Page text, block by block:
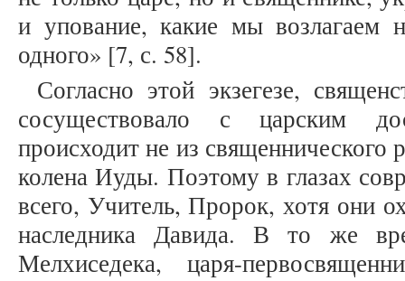
и упование, какие мы
одного» [7, с. 58].
Согласно этой экзегезе,
сосуществовало с царским
происходит не из священнического
колена Иуды. Поэтому в глазах
всего, Учитель, Пророк, хотя они
наследника Давида. В то же
Мелхиседека, царя-